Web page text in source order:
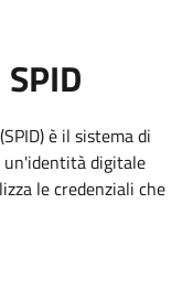
è il sistema di
un'identità digitale
le credenziali che